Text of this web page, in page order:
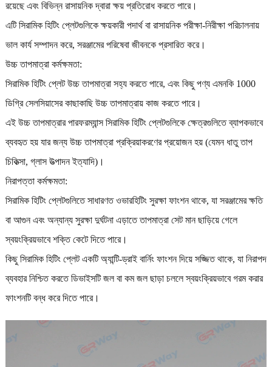
রয়েছে এবং বিভিন্ন রাসায়নিক দ্বারা ক্ষয় প্রতিরোধ করতে পারে।
এটি সিরামিক হিটিং প্লেটগুলিকে ক্ষয়কারী পদার্থ বা রাসায়নিক পরীক্ষা-নিরীক্ষা পরিচালনায়
ভাল কার্য সম্পাদন করে, সরঞ্জামের পরিষেবা জীবনকে প্রসারিত করে।
উচ্চ তাপমাত্রা কর্মক্ষমতা:
সিরামিক হিটিং প্লেট উচ্চ তাপমাত্রা সহ্য করতে পারে, এবং কিছু পণ্য এমনকি 1000
ডিগ্রি সেলসিয়াসের কাছাকাছি উচ্চ তাপমাত্রায় কাজ করতে পারে।
এই উচ্চ তাপমাত্রার পারফরম্যান্স সিরামিক হিটিং প্লেটগুলিকে ক্ষেত্রগুলিতে ব্যাপকভাবে
ব্যবহৃত হয় যার জন্য উচ্চ তাপমাত্রা প্রক্রিয়াকরণের প্রয়োজন হয় (যেমন ধাতু তাপ
চিকিত্সা, গ্লাস উত্পাদন ইত্যাদি)।
নিরাপত্তা কর্মক্ষমতা:
সিরামিক হিটিং প্লেটগুলিতে সাধারণত ওভারহিটিং সুরক্ষা ফাংশন থাকে, যা সরঞ্জামের ক্ষতি
বা আগুন এবং অন্যান্য সুরক্ষা দুর্ঘটনা এড়াতে তাপমাত্রা সেট মান ছাড়িয়ে গেলে
স্বয়ংক্রিয়ভাবে শক্তি কেটে দিতে পারে।
কিছু সিরামিক হিটিং প্লেট একটি অ্যান্টি-ড্রাই বার্নিং ফাংশন দিয়ে সজ্জিত থাকে, যা নিরাপদ
ব্যবহার নিশ্চিত করতে ডিভাইসটি জল বা কম জল ছাড়া চললে স্বয়ংক্রিয়ভাবে গরম করার
ফাংশনটি বন্ধ করে দিতে পারে।